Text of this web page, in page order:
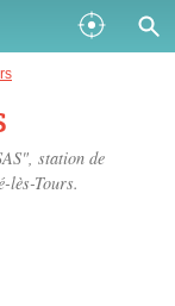
station de
lès-Tours.